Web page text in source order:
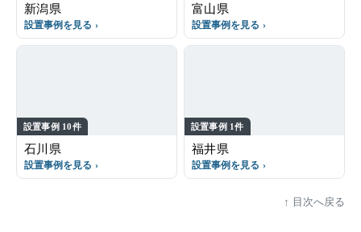
新潟県
設置事例を見る
富山県
設置事例を見る
設置事例 10件
石川県
設置事例を見る
設置事例 1件
福井県
設置事例を見る
目次へ戻る